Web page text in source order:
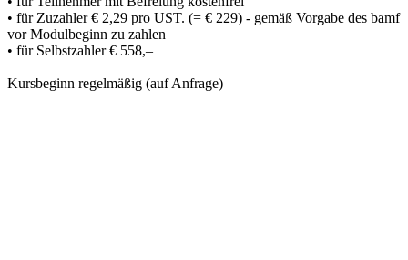
• für Zuzahler € 2,29 pro UST. (= € 229) - gemäß Vorgabe des bamf
vor Modulbeginn zu zahlen
• für Selbstzahler € 558,–
Kursbeginn regelmäßig (auf Anfrage)